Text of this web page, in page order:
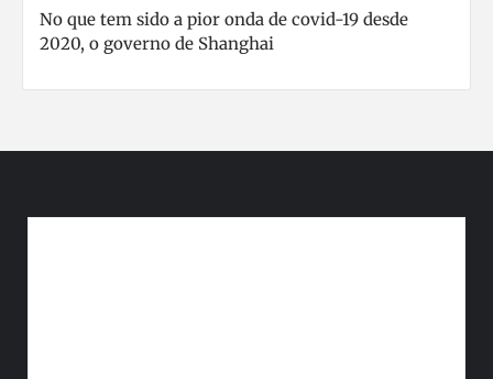
No que tem sido a pior onda de covid-19 desde
2020, o governo de Shanghai